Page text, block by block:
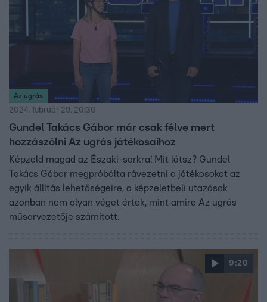
Az ugrás
2024. február 29. 20:30
Gundel Takács Gábor már csak félve mert
hozzászólni Az ugrás játékosaihoz
Képzeld magad az Északi-sarkra! Mit látsz? Gundel
Takács Gábor megpróbálta rávezetni a játékosokat az
egyik állítás lehetőségeire, a képzeletbeli utazások
azonban nem olyan véget értek, mint amire Az ugrás
műsorvezetője számított.
9:20